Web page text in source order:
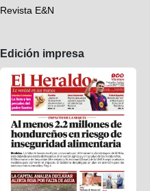
Revista E&N
Edición impresa